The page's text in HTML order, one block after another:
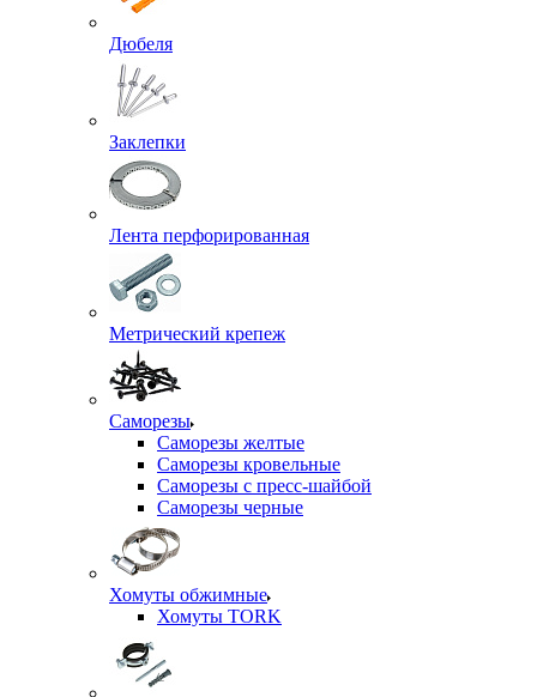
Дюбеля
Заклепки
Лента перфорированная
Метрический крепеж
Саморезы
Саморезы желтые
Саморезы кровельные
Саморезы с пресс-шайбой
Саморезы черные
Хомуты обжимные
Хомуты TORK